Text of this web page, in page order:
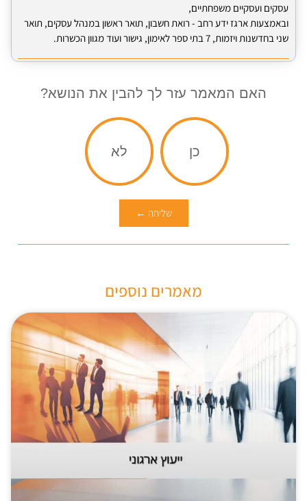
עסקים ועסקיים משפחתיים,
ובאמצעות ארגז ידע רחב - רואת חשבון, תואר ראשון במנהל עסקים, תואר
שני בחדשנות ויזמות, 7 בתי ספר לאימון, גישור ועוד מגוון הכשרות.
האם המאמר עזר לך להבין את הנושא?
כן לא
שליחה ←
מאמרים נוספים